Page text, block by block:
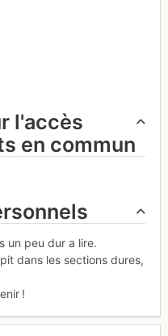
l'accès
en commun
un peu dur a lire.
dans les sections dures,
!